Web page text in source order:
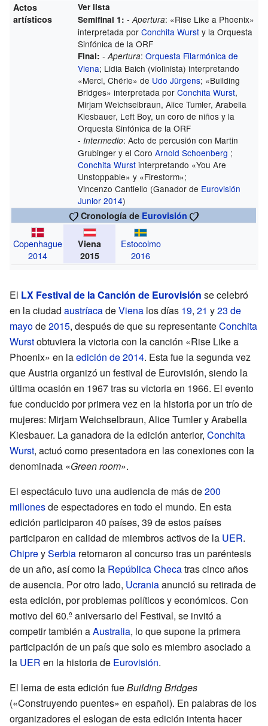
Actos
artísticos
Ver lista
Semifinal 1: - Apertura: «Rise Like a Phoenix»
interpretada porConchita Wurst y la Orquesta
Sinfónica de la ORF
Final: - Apertura:Orquesta Filarmónica de
Viena; Lidia Baich (violinista) interpretando
«Merci, Chérie» de Udo Jürgens; «Building
Bridges» interpretada porConchita Wurst,
Mirjam Weichselbraun, Alice Tumler, Arabella
Kiesbauer, Left Boy, un coro de niños y la
Orquesta Sinfónica de la ORF
- Intermedio: Acto de percusión con Martin
Grubinger y el CoroArnold Schoenberg ;
Conchita Wurst interpretando «You Are
Unstoppable» y «Firestorm»;
Vincenzo Cantiello (Ganador de Eurovisión
Junior 2014)
Cronología de Eurovisión
Copenhague
2014
Viena
2015
Estocolmo
2016
El LX Festival de la Canción de Eurovisión se celebró
en la ciudad austríacadeViena los días 19, 21 y23 de
mayode2015, después de que su representanteConchita
Wurstobtuviera la victoria con la canción «Rise Like a
Phoenix» en laedición de 2014. Esta fue la segunda vez
que Austria organizó un festival de Eurovisión, siendo la
última ocasión en 1967 tras su victoria en 1966. El evento
fue conducido por primera vez en la historia por un trío de
mujeres: Mirjam Weichselbraun, Alice Tumler y Arabella
Kiesbauer. La ganadora de la edición anterior, Conchita
Wurst, actuó como presentadora en las conexiones con la
denominada «Green room».
El espectáculo tuvo una audiencia de más de200
millonesde espectadores en todo el mundo. En esta
edición participaron 40 países, 39 de estos países
participaron en calidad de miembros activos de la UER.
ChipreySerbia retornaron al concurso tras un paréntesis
de un año, así como la República Checatras cinco años
de ausencia. Por otro lado, Ucraniaanunció su retirada de
esta edición, por problemas políticos y económicos. Con
motivo del 60.º aniversario del Festival, se invitó a
competir también aAustralia, lo que supone la primera
participación de un país que solo es miembro asociado a
la UER en la historia de Eurovisión.
El lema de esta edición fueBuilding Bridges
(«Construyendo puentes» en español). En palabras de los
organizadores el eslogan de esta edición intenta hacer